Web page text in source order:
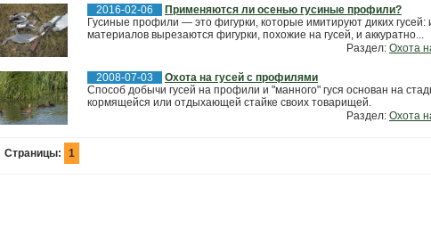
2016-02-06
Применяются ли осенью гусиные профили?
Гусиные профили — это фигурки, которые имитируют диких
материалов вырезаются фигурки, похожие на гусей, и аккуратно...
Раздел: Охота
2008-07-03
Охота на гусей с профилями
Способ добычи гусей на профили и "манного" гуся основан на
кормящейся или отдыхающей стайке своих товарищей.
Раздел: Охота
Страницы: 1